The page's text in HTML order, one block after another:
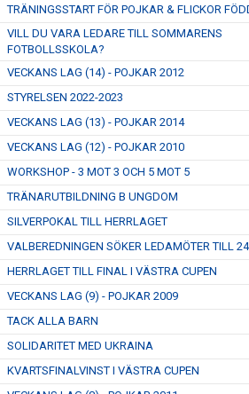
TRÄNINGSSTART FÖR POJKAR & FLICKOR
VILL DU VARA LEDARE TILL SOMMARENS
FOTBOLLSSKOLA?
VECKANS LAG (14) - POJKAR 2012
STYRELSEN 2022-2023
VECKANS LAG (13) - POJKAR 2014
VECKANS LAG (12) - POJKAR 2010
WORKSHOP - 3 MOT 3 OCH 5 MOT 5
TRÄNARUTBILDNING B UNGDOM
SILVERPOKAL TILL HERRLAGET
VALBEREDNINGEN SÖKER LEDAMÖTER TILL
HERRLAGET TILL FINAL I VÄSTRA CUPEN
VECKANS LAG (9) - POJKAR 2009
TACK ALLA BARN
SOLIDARITET MED UKRAINA
KVARTSFINALVINST I VÄSTRA CUPEN